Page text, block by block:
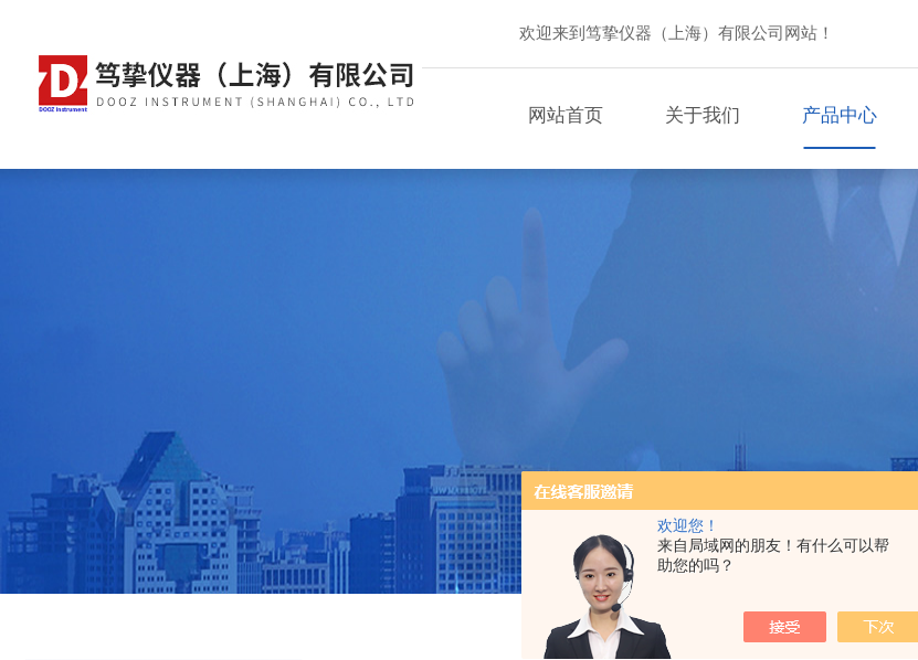
欢迎您！
来自局域网的朋友！有什么可以帮
助您的吗？
欢迎来到笃挚仪器（上海）有限公司网站！
网站首页 关于我们 产品中心